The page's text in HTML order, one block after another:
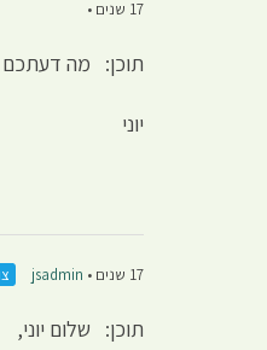
17 שנים •
תוכן: מה דעתכם
יוני
17 שנים • jsadmin
תוכן: שלום יוני,